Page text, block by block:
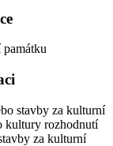
stavby za kulturní
kultury rozhodnutí
za kulturní